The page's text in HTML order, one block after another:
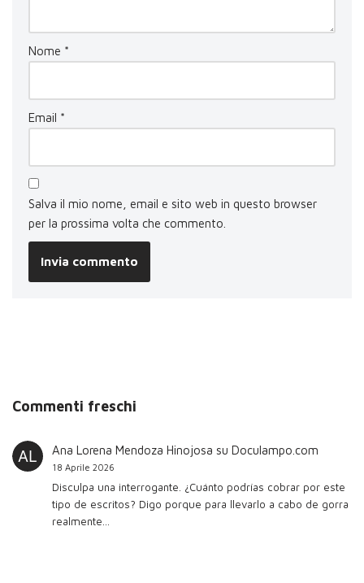
Nome *
Email *
Salva il mio nome, email e sito web in questo browser
per la prossima volta che commento.
Commenti freschi
Ana Lorena Mendoza Hinojosa su Doculampo.com
18 Aprile 2026
Disculpa una interrogante. ¿Cuánto podrías cobrar por este
tipo de escritos? Digo porque para llevarlo a cabo de gorra
realmente…